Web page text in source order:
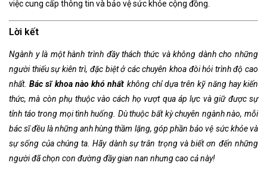
việc cung cấp thông tin và bảo vệ sức khỏe cộng đồng.
Lời kết
Ngành y là một hành trình đầy thách thức và không dành cho những
người thiếu sự kiên trì, đặc biệt ở các chuyên khoa đòi hỏi trình độ cao
nhất.Bác sĩ khoa nào khó nhất không chỉ dựa trên kỹ năng hay kiến
thức, mà còn phụ thuộc vào cách họ vượt qua áp lực và giữ được sự
tỉnh táo trong mọi tình huống. Dù thuộc bất kỳ chuyên ngành nào, mỗi
bác sĩ đều là những anh hùng thầm lặng, góp phần bảo vệ sức khỏe và
sự sống của chúng ta. Hãy dành sự trân trọng và biết ơn đến những
người đã chọn con đường đầy gian nan nhưng cao cả này!